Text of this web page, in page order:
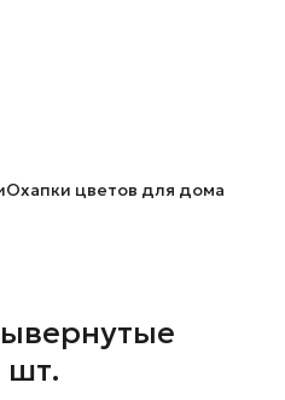
Охапки цветов для дома
шт.